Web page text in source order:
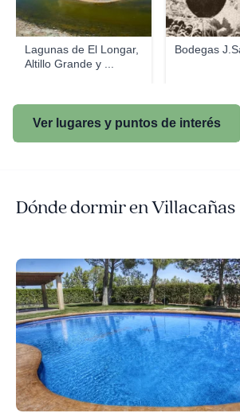
Lagunas de El Longar,
Altillo Grande y ...
Bodegas
Ver lugares y puntos de interés
Dónde dormir en Villacañas